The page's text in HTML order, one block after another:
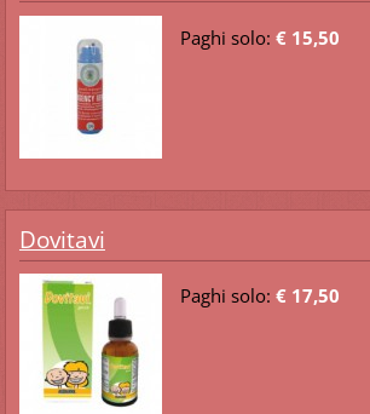
Paghi solo: € 15,50
Dovitavi
Paghi solo: € 17,50